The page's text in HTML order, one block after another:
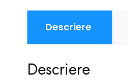
Descriere
Descriere